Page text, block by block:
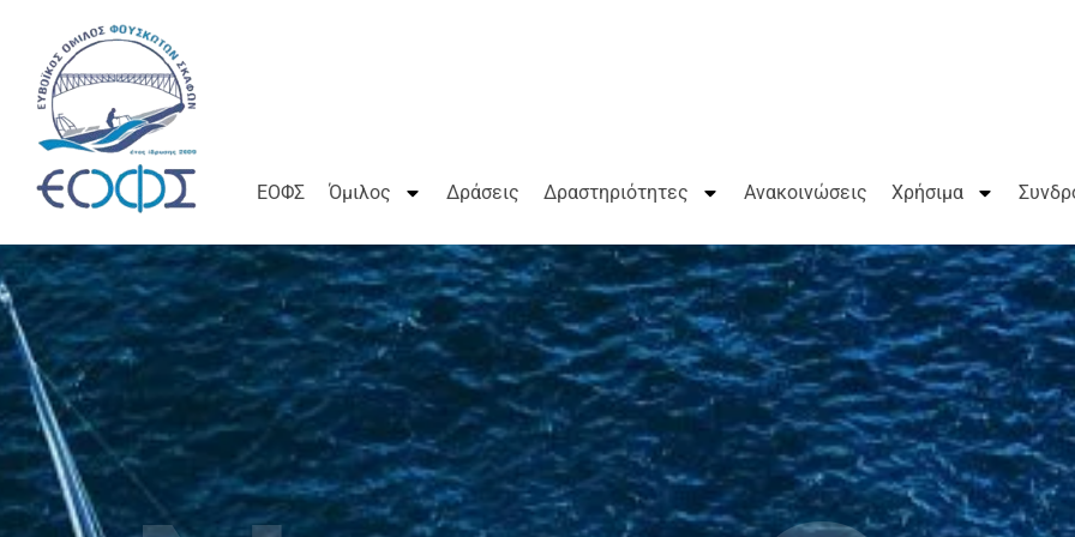
ΕΟΦΣ Όμιλος Δράσεις Δραστηριότητες Ανακοινώσεις Χρήσιμα